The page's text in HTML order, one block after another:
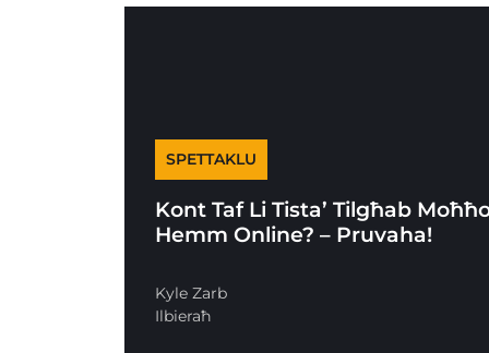
SPETTAKLU
Kont Taf Li Tista’ Tilgħab
Hemm Online? – Pruvaha!
Kyle Zarb
Ilbieraħ